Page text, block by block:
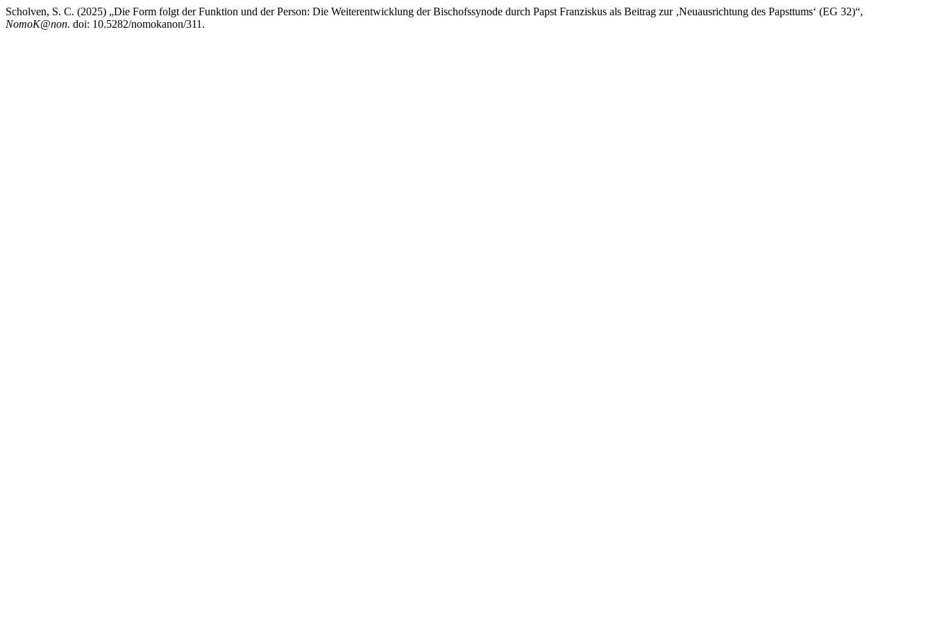
Scholven, S. C. (2025) „Die Form folgt der Funktion und der Person: Die Weiterentwicklung der Bischofssynode durch Papst Franziskus als Beitrag zur ‚Neuausrichtung des Papsttums‘ (EG 32)“,
NomoK@non. doi: 10.5282/nomokanon/311.